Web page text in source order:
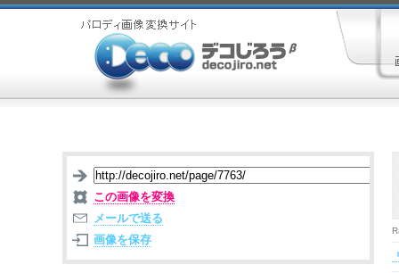
この画像を変換
メールで送る
画像を保存